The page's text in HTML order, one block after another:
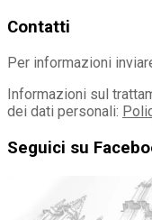
Contatti
Per informazioni
Informazioni sul
dei dati personali:
Seguici su